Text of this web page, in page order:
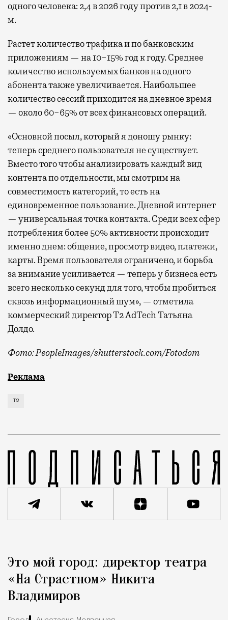
одного человека: 2,4 в 2026 году против 2,1 в 2024-
м.
Растет количество трафика и по банковским
приложениям — на 10−15% год к году. Среднее
количество используемых банков на одного
абонента также увеличивается. Наибольшее
количество сессий приходится на дневное время
— около 60−65% от всех финансовых операций.
«Основной посыл, который я доношу рынку:
теперь среднего пользователя не существует.
Вместо того чтобы анализировать каждый вид
контента по отдельности, мы смотрим на
совместимость категорий, то есть на
единовременное пользование. Дневной интернет
— универсальная точка контакта. Среди всех сфер
потребления более 50% активности происходит
именно днем: общение, просмотр видео, платежи,
карты. Время пользователя ограничено, и борьба
за внимание усиливается — теперь у бизнеса есть
всего несколько секунд для того, чтобы пробиться
сквозь информационный шум», — отметила
коммерческий директор Т2 AdTech Татьяна
Долдо.
Фото: PeopleImages/shutterstock.com/Fotodom
Мобильный оператор Т2 изучил модели интернет-
Реклама
Т2
Город
Это мой город: директор театра
«На Страстном» Никита
Владимиров